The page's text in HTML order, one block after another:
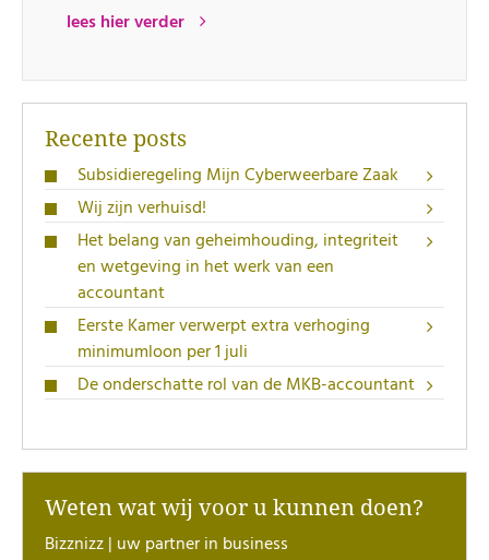
lees hier verder
Recente posts
Subsidieregeling Mijn Cyberweerbare Zaak
Wij zijn verhuisd!
Het belang van geheimhouding, integriteit
en wetgeving in het werk van een
accountant
Eerste Kamer verwerpt extra verhoging
minimumloon per 1 juli
De onderschatte rol van de MKB-accountant
Weten wat wij voor u kunnen doen?
Bizznizz | uw partner in business